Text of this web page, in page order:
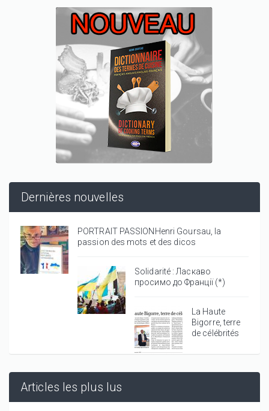
Dernières nouvelles
PORTRAIT PASSIONHenri Goursau, la
passion des mots et des dicos
Solidarité : Ласкаво
просимо до Франції (*)
La Haute
Bigorre, terre
de célébrités
Articles les plus lus